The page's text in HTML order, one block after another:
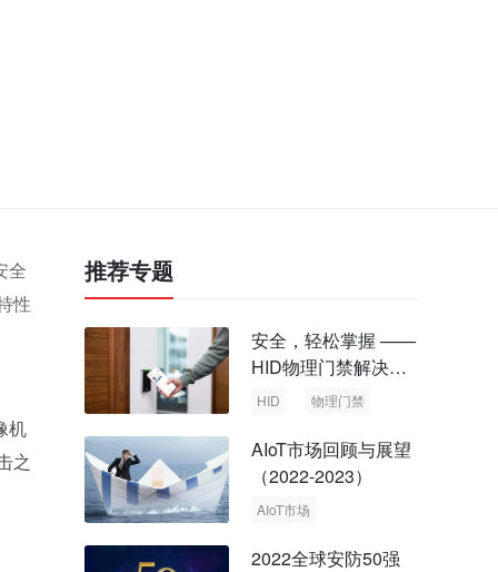
全
性
机
之
推荐专题
安全，轻松掌握 ——
HID物理门禁解决方
案，启动智慧安全新
HID 物理门禁
AIoT市场回顾与展望
（2022-2023）
AIoT市场
2022全球安防50强